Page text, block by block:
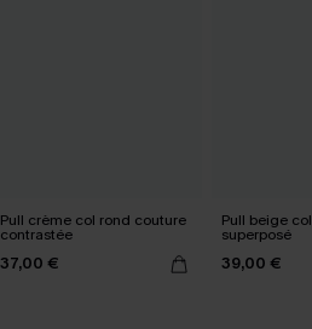
Pull crème col rond couture
contrastée
37,00 €
Pull beige
superposé
39,00 €